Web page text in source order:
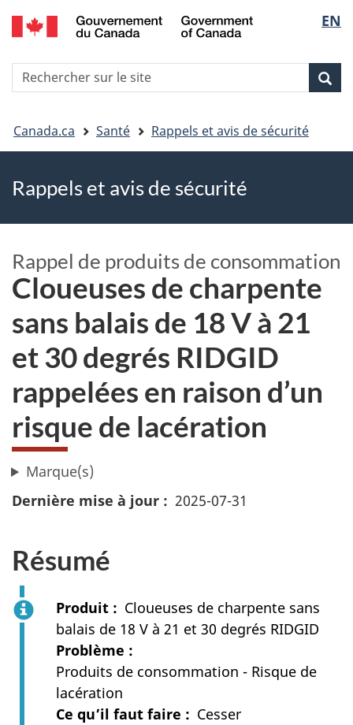
Skip
to
Skip
to
Passer
à
HTML
de
la
EN
Recherche
Vous
êtes
ici
Canada.ca Santé Rappels et avis de sécurité
Rappels et avis de sécurité
Rappel de produits de consommation
Cloueuses de charpente
sans balais de 18 V à 21
et 30 degrés RIDGID
rappelées en raison d’un
risque de lacération
Marque(s)
Dernière mise à jour
2025-07-31
Résumé
Produit
Cloueuses de charpente sans
balais de 18 V à 21 et 30 degrés RIDGID
Problème
Produits de consommation - Risque de
lacération
Ce qu’il faut faire
Cesser